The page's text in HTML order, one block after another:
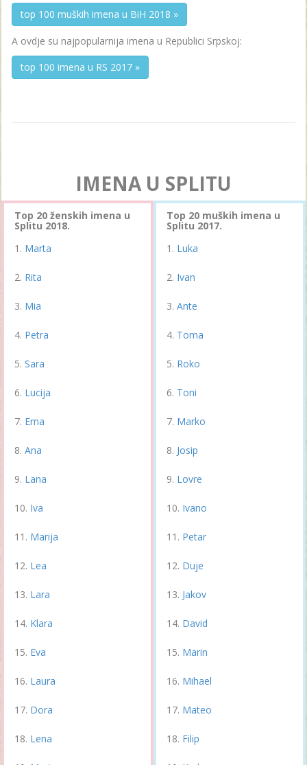
top 100 muških imena u BiH 2018 »
A ovdje su najpopularnija imena u Republici Srpskoj:
top 100 imena u RS 2017 »
IMENA U SPLITU
Top 20 ženskih imena u
Splitu 2018.
Marta
Rita
Mia
Petra
Sara
Lucija
Ema
Ana
Lana
Iva
Marija
Lea
Lara
Klara
Eva
Laura
Dora
Lena
Top 20 muških imena u
Splitu 2017.
Luka
Ivan
Ante
Toma
Roko
Toni
Marko
Josip
Lovre
Ivano
Petar
Duje
Jakov
David
Marin
Mihael
Mateo
Filip